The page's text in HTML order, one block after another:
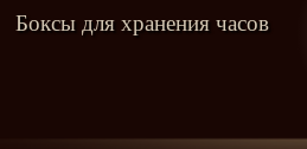
Боксы для хранения часов